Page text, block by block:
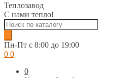
Теплозавод
С нами тепло!
Поиск
товаров
Пн-Пт c 8:00 до 19:00
0 0
0